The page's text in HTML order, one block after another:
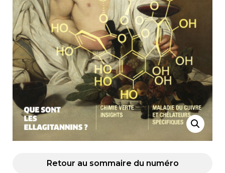
Retour au sommaire du numéro